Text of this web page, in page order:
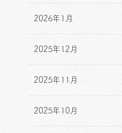
2026年1月
2025年12月
2025年11月
2025年10月